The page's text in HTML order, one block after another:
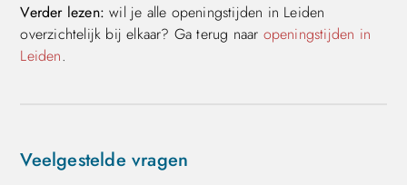
Verder lezen: wil je alle openingstijden in Leiden
overzichtelijk bij elkaar? Ga terug naar openingstijden in
Leiden.
Veelgestelde vragen